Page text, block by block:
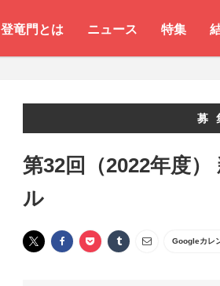
登竜門とは ニュース 特集
募
第32回（2022年度
ル
Googleカレ